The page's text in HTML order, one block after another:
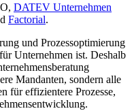
DATEV Unternehmen
Factorial.
und Prozessoptimierung
Unternehmen ist. Deshalb
Mandanten, sondern alle
für effizientere Prozesse,